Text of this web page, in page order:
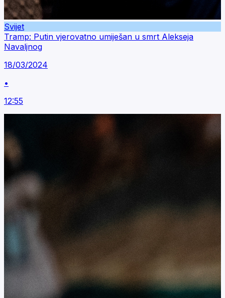
Svijet
Tramp: Putin vjerovatno umiješan u smrt Alekseja
Navaljnog
18/03/2024
•
12:55